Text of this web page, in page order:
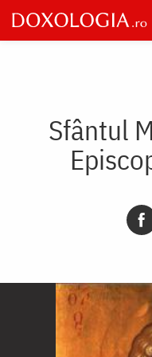
Skip
to
main
Sfântul